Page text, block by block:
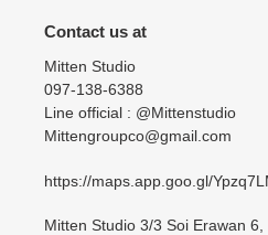
Contact us at
Mitten Studio
097-138-6388
Line official : @Mittenstudio
Mittengroupco@gmail.com
https://maps.app.goo.gl/
Mitten Studio 3/3 Soi Erawan